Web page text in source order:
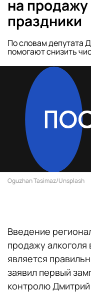
на продажу
праздники
По словам депутата
помогают снизить
Oguzhan Tasimaz/Unsplash
Введение
продажу алкоголя
является
заявил первый
контролю Дмитрий